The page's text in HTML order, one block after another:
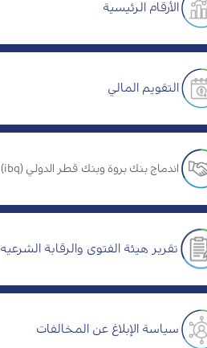
الأرقام الرئيسية
التقويم المالي
اندماج بنك بروة وبنك قطر الدولي (ibq)
تقرير هيئة الفتوى والرقابة الشرعيه
سياسة الإبلاغ عن المخالفات